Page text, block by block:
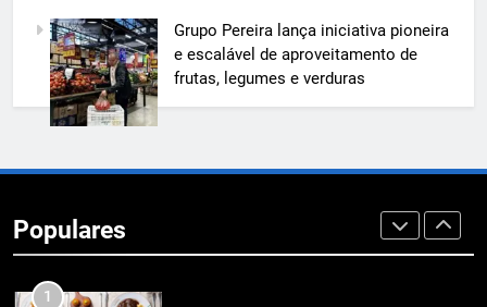
Grupo Pereira lança iniciativa pioneira
e escalável de aproveitamento de
frutas, legumes e verduras
Populares
A 6ª edição do Prêmio ACI OCESC
de Jornalismo está com as
inscrições abertas
UTILIDADE PÚBLICA
A 6ª edição do Prêmio ACI OCESC
de Jornalismo está com as
1